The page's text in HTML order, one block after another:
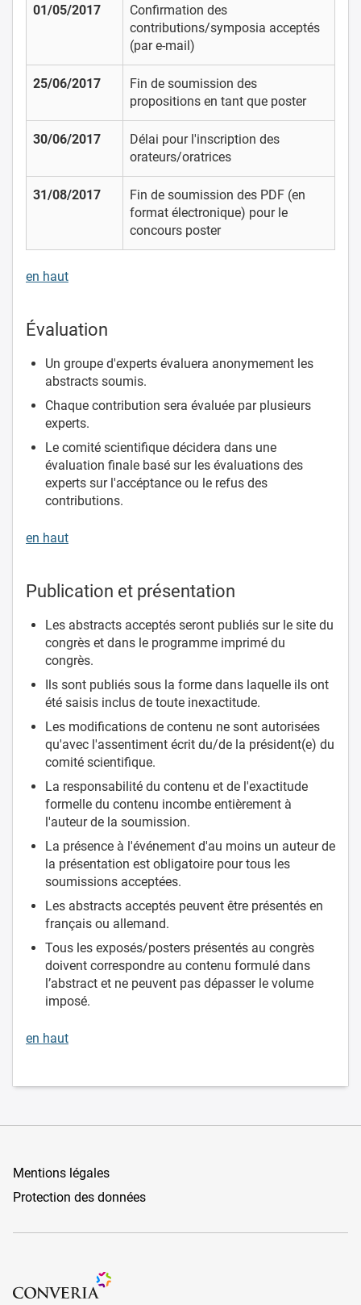
01/05/2017
Confirmation des
contributions/symposia acceptés
(par e-mail)
25/06/2017
Fin de soumission des
propositions en tant que poster
30/06/2017
Délai pour l'inscription des
orateurs/oratrices
31/08/2017
Fin de soumission des PDF (en
format électronique) pour le
concours poster
en haut
Évaluation
Un groupe d'experts évaluera anonymement les
abstracts soumis.
Chaque contribution sera évaluée par plusieurs
experts.
Le comité scientifique décidera dans une
évaluation finale basé sur les évaluations des
experts sur l'accéptance ou le refus des
contributions.
en haut
Publication et présentation
Les abstracts acceptés seront publiés sur le site du
congrès et dans le programme imprimé du
congrès.
Ils sont publiés sous la forme dans laquelle ils ont
été saisis inclus de toute inexactitude.
Les modifications de contenu ne sont autorisées
qu'avec l'assentiment écrit du/de la président(e) du
comité scientifique.
La responsabilité du contenu et de l'exactitude
formelle du contenu incombe entièrement à
l'auteur de la soumission.
La présence à l'événement d'au moins un auteur de
la présentation est obligatoire pour tous les
soumissions acceptées.
Les abstracts acceptés peuvent être présentés en
français ou allemand.
Tous les exposés/posters présentés au congrès
doivent correspondre au contenu formulé dans
l’abstract et ne peuvent pas dépasser le volume
imposé.
en haut
Mentions légales
Protection des données
Organizers Schweiz GmbH